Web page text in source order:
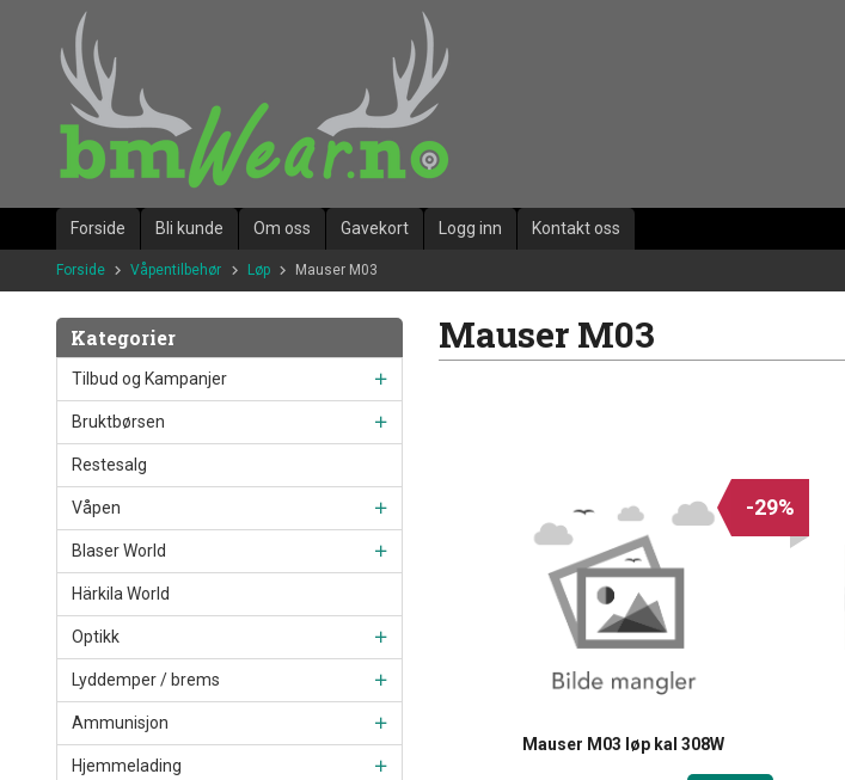
innholdet
Forside Bli kunde Om oss Gavekort Logg inn Kontakt oss
Forside Våpentilbehør Løp Mauser M03
Kategorier
Tilbud og Kampanjer
Bruktbørsen
Restesalg
Våpen
Blaser World
Härkila World
Optikk
Lyddemper / brems
Ammunisjon
Hjemmelading
Mauser M03
Mauser M03 løp kal 308W
-29%